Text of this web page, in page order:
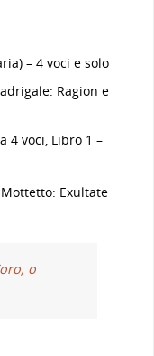
– 4 voci e solo
Ragion e
4 voci, Libro 1 –
Exultate
o